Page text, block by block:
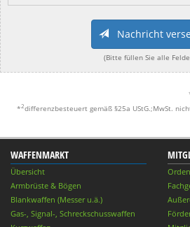
Nachricht
(Bitte füllen Sie alle
*2differenzbesteuert gemäß §25a UStG.;MwSt.
WAFFENMARKT
Übersicht
Armbrüste & Bögen
Blankwaffen (Messer u.ä.)
Gas-, Signal-, Schreckschusswaffen